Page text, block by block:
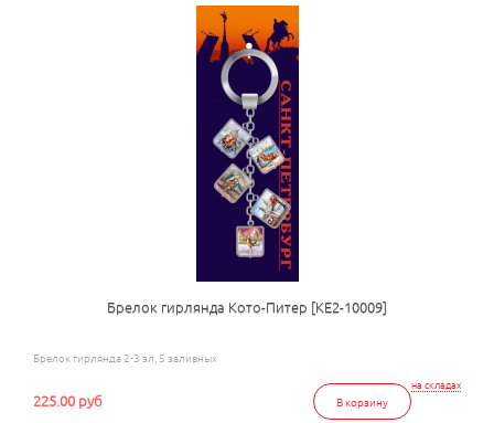
Брелок гирлянда Кото-Питер [КЕ2-10009]
Брелок гирлянда 2-3 эл, 5 заливных
на складах
В корзину
225.00 руб